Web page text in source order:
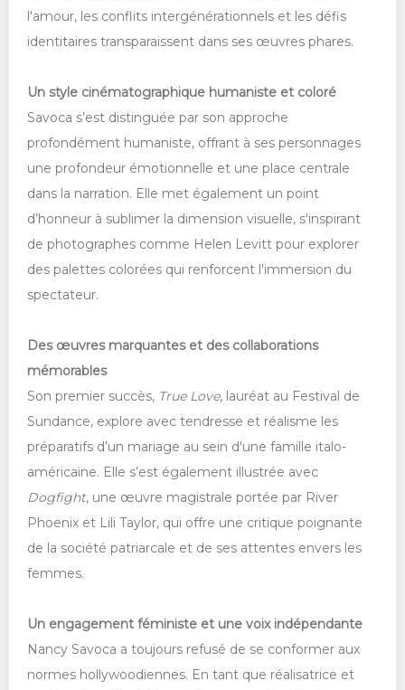
l'amour, les conflits intergénérationnels et les défis
identitaires transparaissent dans ses œuvres phares.
Un style cinématographique humaniste et coloré
Savoca s’est distinguée par son approche
profondément humaniste, offrant à ses personnages
une profondeur émotionnelle et une place centrale
dans la narration. Elle met également un point
d’honneur à sublimer la dimension visuelle, s'inspirant
de photographes comme Helen Levitt pour explorer
des palettes colorées qui renforcent l'immersion du
spectateur.
Des œuvres marquantes et des collaborations
mémorables
Son premier succès, True Love, lauréat au Festival de
Sundance, explore avec tendresse et réalisme les
préparatifs d’un mariage au sein d'une famille italo-
américaine. Elle s’est également illustrée avec
Dogfight, une œuvre magistrale portée par River
Phoenix et Lili Taylor, qui offre une critique poignante
de la société patriarcale et de ses attentes envers les
femmes.
Un engagement féministe et une voix indépendante
Nancy Savoca a toujours refusé de se conformer aux
normes hollywoodiennes. En tant que réalisatrice et